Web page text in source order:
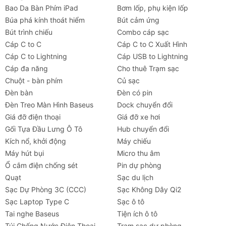
của MotoM có công nghệlọc bớt ánh sáng xanh
có hại. Điều này giúp mắt bạn đỡ mỏi, đỡ khô và
ngủ ngon hơn, ngay cả khi phải làm việc khuya.
Thiết Kế Thông Minh, Siêu Tiện Lợi:Trải nghiệm
sự tiện nghi với các tính năng như chỉnh 5-6 mức
độ sáng, đổi 3-5 màu ánh sáng (từ vàng ấm thư
giãn đến trắng sáng để tập trung), có cổng sạc
USB, sạc không dây và cả màn hình LCD hiện
đại.
Hãy khám phá bộ sưu tập MotoM và cùng chube.vn
nâng tầm không gian sống của bạn nhé!
Mua Ngay Đèn MotoM Chính Hãng tại
chube.vn!
Đừng chần chừ! Nâng tầm không gian sống và bảo vệ
đôi mắt cho cả gia đình ngay hôm nay với đèn MotoM
cao cấp.
Bao Da Bàn Phím iPad
Bơm lốp, phụ kiện lốp
Búa phá kính thoát hiểm
Bút cảm ứng
Bút trình chiếu
Combo cáp sạc
Cáp C to C
Cáp C to C Xuất Hình
Cáp C to Lightning
Cáp USB to Lightning
Cáp đa năng
Cho thuê Trạm sạc
Chuột - bàn phím
Củ sạc
Đèn bàn
Đèn có pin
Đèn Treo Màn Hình Baseus
Dock chuyển đổi
Giá đỡ điện thoại
Giá đỡ xe hơi
Gối Tựa Đầu Lưng Ô Tô
Hub chuyển đổi
Kích nổ, khởi động
Máy chiếu
Máy hút bụi
Micro thu âm
Ổ cắm điện chống sét
Pin dự phòng
Quạt
Sạc du lịch
Sạc Dự Phòng 3C (CCC)
Sạc Không Dây Qi2
Sạc Laptop Type C
Sạc ô tô
Tai nghe Baseus
Tiện ích ô tô